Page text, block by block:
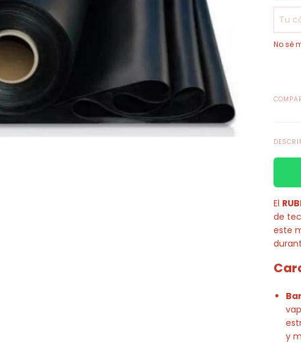
No sé
El
de
este
y